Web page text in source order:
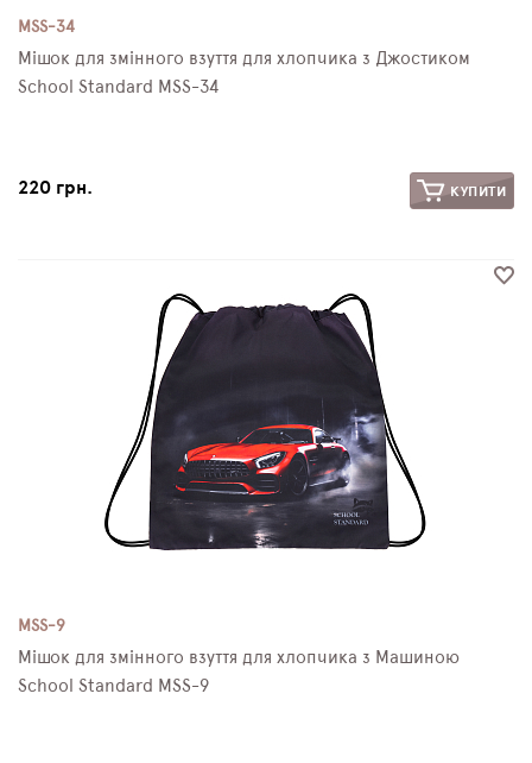
MSS-34
Мішок для змінного взуття для хлопчика з Джостиком
School Standard MSS-34
220 грн. КУПИТИ
MSS-9
Мішок для змінного взуття для хлопчика з Машиною
School Standard MSS-9